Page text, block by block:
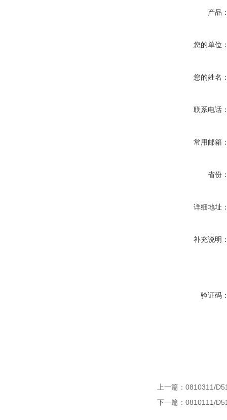
产品
您的单位
您的姓名
联系电话
常用邮箱
省份
详细地址
补充说明
验证码
上一篇： 0810311/
下一篇： 0810111/